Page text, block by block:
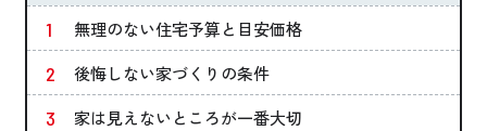
無理のない住宅予算と目安価格
後悔しない家づくりの条件
家は見えないところが一番大切